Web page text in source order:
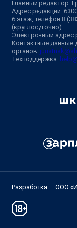
Главный редактор:
Адрес редакции:
6 этаж, телефон 8
(круглосуточно)
Электронный адрес
Контактные данные
органов:
Техподдержка:
Разработка — ООО